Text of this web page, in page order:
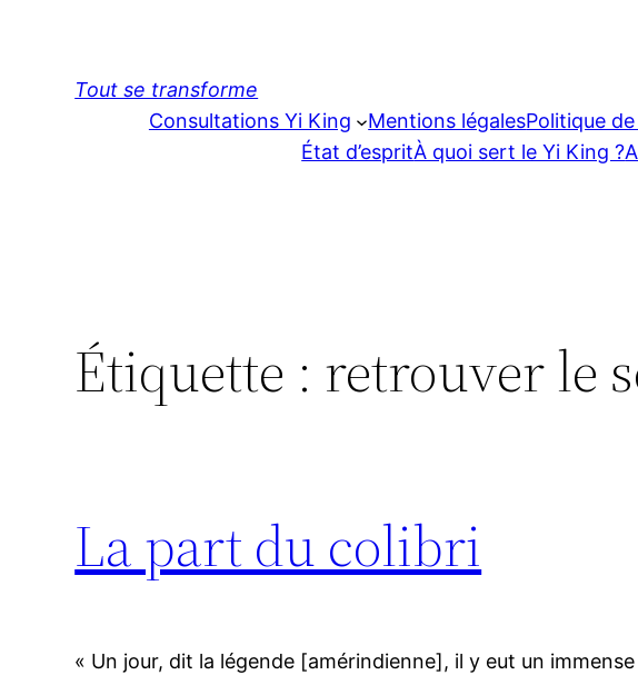
Tout se transforme
Consultations Yi King
Mentions légalesPolitique
État d’espritÀ quoi sert le Yi King ?
Étiquette : retrouver le
La part du colibri
« Un jour, dit la légende [amérindienne], il y eut un